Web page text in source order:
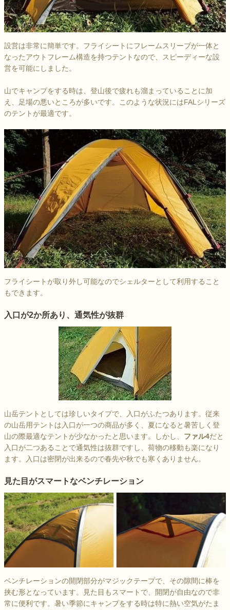
設営は非常に簡単です。フライシートにフレームスリーブが一体と
なったアウトフレーム構造を持つテントなので、スピーディーな設
営を可能にしました。
山でキャンプをする時は、登山後で疲れも溜まっていることに加
え、足場の悪いところが多いです。このような状況にはFALシリーズ
のテントが最適です。
フライシートが取り外し可能なのでシェルターとして利用すること
もできます。
入口が2か所あり、通気性が抜群
山岳テントとしては珍しいタイプで、入口がふたつあります。従来
の山岳用テントは入口が一つの商品が多く、夏になると暑苦しく登
山の際最適なテントが少なかったと思います。しかし、 ファル4だと
入口が二つあることで通気性は抜群ですし、荷物の移動も楽になり
ます。入口は密閉が出来るので春先や秋でも寒くありません。
見た目がスマートなベンチレーション
ベンチレーションの開閉部分がマジックテープで、その隙間に棒を
挟む形となっています。見た目もスマートで、開閉が自由なので非
常に便利です。暑い季節にキャンプをする時は特に熱い空気がたま